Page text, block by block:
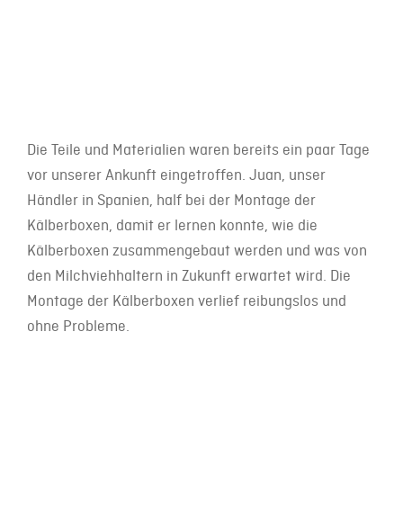
Die Teile und Materialien waren bereits ein paar Tage
vor unserer Ankunft eingetroffen. Juan, unser
Händler in Spanien, half bei der Montage der
Kälberboxen, damit er lernen konnte, wie die
Kälberboxen zusammengebaut werden und was von
den Milchviehhaltern in Zukunft erwartet wird. Die
Montage der Kälberboxen verlief reibungslos und
ohne Probleme.